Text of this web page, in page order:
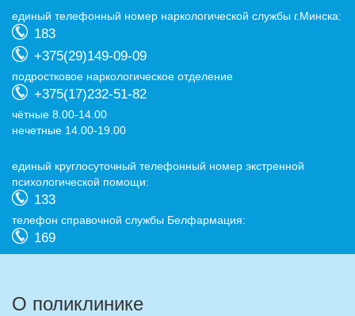
eдиный телефонный номер наркологической службы г.Минска:
183
+375(29)149-09-09
подростковое наркологическое отделение
+375(17)232-51-82
чётные 8.00-14.00
нечетные 14.00-19.00
eдиный круглосуточный телефонный номер экстренной
психологической помощи:
133
телефон справочной службы Белфармация:
169
О поликлинике